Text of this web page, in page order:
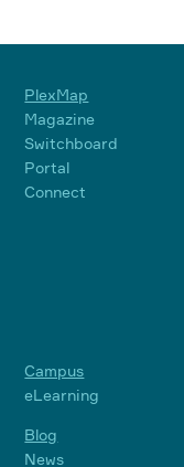
PlexMap
Magazine
Switchboard
Portal
Connect
Campus
eLearning
Blog
News